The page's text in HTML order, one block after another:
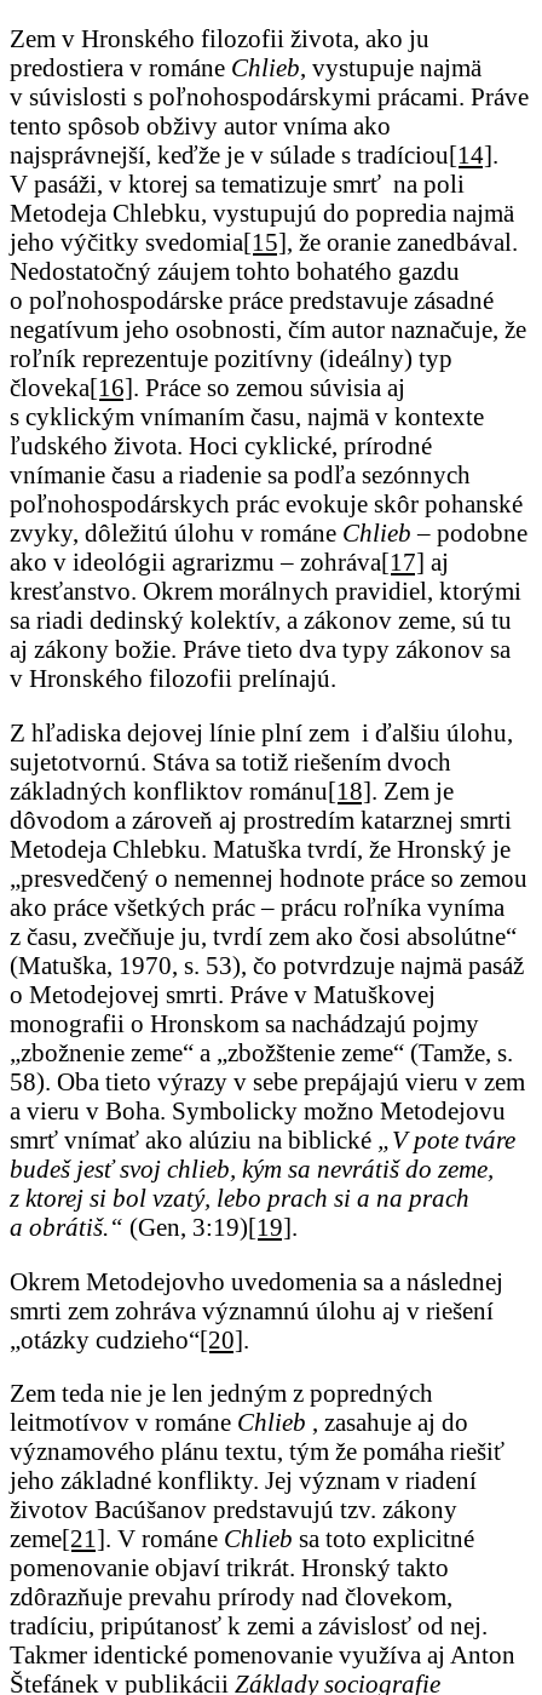
Zem v Hronského filozofii života, ako ju
predostiera v románe Chlieb, vystupuje najmä
v súvislosti s poľnohospodárskymi prácami. Práve
tento spôsob obživy autor vníma ako
najsprávnejší, keďže je v súlade s tradíciou[14].
V pasáži, v ktorej sa tematizuje smrť na poli
Metodeja Chlebku, vystupujú do popredia najmä
jeho výčitky svedomia[15], že oranie zanedbával.
Nedostatočný záujem tohto bohatého gazdu
o poľnohospodárske práce predstavuje zásadné
negatívum jeho osobnosti, čím autor naznačuje, že
roľník reprezentuje pozitívny (ideálny) typ
človeka[16]. Práce so zemou súvisia aj
s cyklickým vnímaním času, najmä v kontexte
ľudského života. Hoci cyklické, prírodné
vnímanie času a riadenie sa podľa sezónnych
poľnohospodárskych prác evokuje skôr pohanské
zvyky, dôležitú úlohu v románe Chlieb – podobne
ako v ideológii agrarizmu – zohráva[17] aj
kresťanstvo. Okrem morálnych pravidiel, ktorými
sa riadi dedinský kolektív, a zákonov zeme, sú tu
aj zákony božie. Práve tieto dva typy zákonov sa
v Hronského filozofii prelínajú.
Z hľadiska dejovej línie plní zem i ďalšiu úlohu,
sujetotvornú. Stáva sa totiž riešením dvoch
základných konfliktov románu[18]. Zem je
dôvodom a zároveň aj prostredím katarznej smrti
Metodeja Chlebku. Matuška tvrdí, že Hronský je
„presvedčený o nemennej hodnote práce so zemou
ako práce všetkých prác – prácu roľníka vyníma
z času, zvečňuje ju, tvrdí zem ako čosi absolútne“
(Matuška, 1970, s. 53), čo potvrdzuje najmä pasáž
o Metodejovej smrti. Práve v Matuškovej
monografii o Hronskom sa nachádzajú pojmy
„zbožnenie zeme“ a „zbožštenie zeme“ (Tamže, s.
58). Oba tieto výrazy v sebe prepájajú vieru v zem
a vieru v Boha. Symbolicky možno Metodejovu
smrť vnímať ako alúziu na biblické „V pote tváre
budeš jesť svoj chlieb, kým sa nevrátiš do zeme,
z ktorej si bol vzatý, lebo prach si a na prach
a obrátiš.“ (Gen, 3:19)[19].
Okrem Metodejovho uvedomenia sa a následnej
smrti zem zohráva významnú úlohu aj v riešení
„otázky cudzieho“[20].
Zem teda nie je len jedným z popredných
leitmotívov v románe Chlieb , zasahuje aj do
významového plánu textu, tým že pomáha riešiť
jeho základné konflikty. Jej význam v riadení
životov Bacúšanov predstavujú tzv. zákony
zeme[21]. V románe Chlieb sa toto explicitné
pomenovanie objaví trikrát. Hronský takto
zdôrazňuje prevahu prírody nad človekom,
tradíciu, pripútanosť k zemi a závislosť od nej.
Takmer identické pomenovanie využíva aj Anton
Štefánek v publikácii Základy sociografie